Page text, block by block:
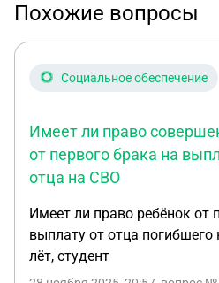
Похожие вопросы
Социальное обеспечение
Имеет ли право
от первого брака на
отца на СВО
Имеет ли право ребёнок от
выплату от отца погибшего
лёт, студент